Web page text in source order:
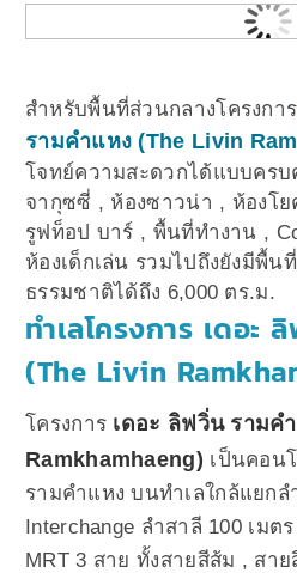
สำหรับพื้นที่ส่วนกลางโครงการ
รามคำแหง (The Livin
โจทย์ความสะดวกได้แบบคร
จากุซซี่ , ห้องซาวน่า , ห้องโ
รูฟท็อป บาร์ , พื้นที่ทำงาน ,
ห้องเด็กเล่น รวมไปถึงยังมีพื้น
ธรรมชาติได้ถึง 6,000 ตร.ม.
ทำเลโครงการ เดอะ
(The Livin
โครงการ เดอะ ลิฟวิ่น รามค
Ramkhamhaeng) เป็นคอน
รามคำแหง บนทำเลใกล้แยกล
Interchange ลำสาลี 100 เมต
MRT 3 สาย ทั้งสายสีส้ม , สา